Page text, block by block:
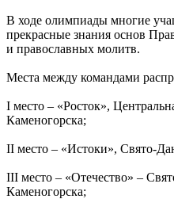
В ходе олимпиады многие
прекрасные знания основ
и православных молитв.
Места между командами
I место – «Росток»,
Каменогорска;
II место – «Истоки», Свято-
III место – «Отечество» –
Каменогорска;